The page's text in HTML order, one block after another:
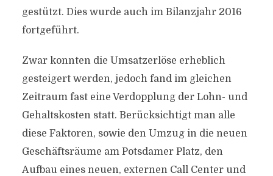
gestützt. Dies wurde auch im Bilanzjahr 2016
fortgeführt.
Zwar konnten die Umsatzerlöse erheblich
gesteigert werden, jedoch fand im gleichen
Zeitraum fast eine Verdopplung der Lohn- und
Gehaltskosten statt. Berücksichtigt man alle
diese Faktoren, sowie den Umzug in die neuen
Geschäftsräume am Potsdamer Platz, den
Aufbau eines neuen, externen Call Center und